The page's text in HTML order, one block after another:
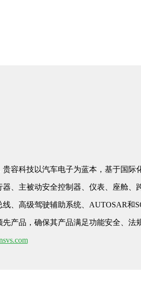
容科技以汽车电子为蓝本，基于国际
、主被动安全控制器、仪表、座舱、
、高级驾驶辅助系统、AUTOSAR和
产品，确保其产品满足功能安全、法